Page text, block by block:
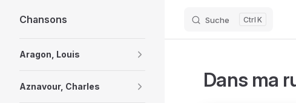
Skip to content
Chansons Suche K
Aragon, Louis
Aznavour, Charles Dans ma